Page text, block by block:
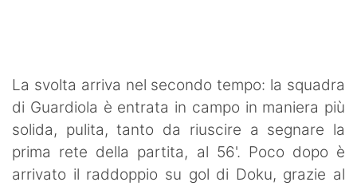
La svolta arriva nel secondo tempo: la squadra
di Guardiola è entrata in campo in maniera più
solida, pulita, tanto da riuscire a segnare la
prima rete della partita, al 56'. Poco dopo è
arrivato il raddoppio su gol di Doku, grazie al